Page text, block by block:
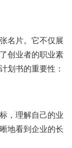
名片。它不仅展
创业者的职业素
划书的重要性：
，理解自己的业
地看到企业的长